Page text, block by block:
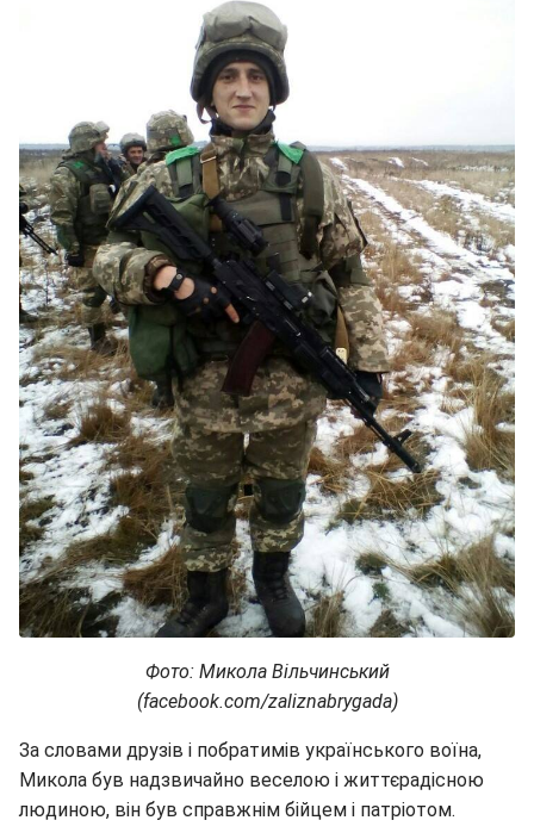
Фото: Микола Вільчинський
(facebook.com/zaliznabrygada)
За словами друзів і побратимів українського воїна,
Микола був надзвичайно веселою і життєрадісною
людиною, він був справжнім бійцем і патріотом.